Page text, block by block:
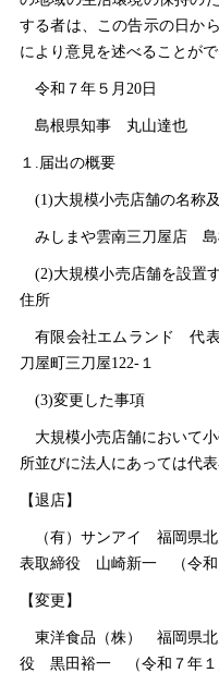
する者は、この告示の日か
により意見を述べることがで
令和７年５月20日
島根県知事 丸山達也
１.届出の概要
(1)大規模小売店舗の名称
みしまや雲南三刀屋 店
(2)大規模小売店舗を設置
住所
有限会社エムラン ド代
刀屋町三刀屋122‐１
(3)変更した事項
大規模小売店舗において
所並びに法人にあっては代
【退店】
（有）サンアイ 福岡県
表取締役 山崎新一 （令
【変更】
東洋食品（株） 福岡県
役 黒田裕一 （令和７年